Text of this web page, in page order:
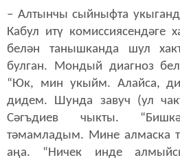
– Алтынчы сыйныфта
Кабул итү комиссиясендәге
белән танышканда шул
булган. Мондый диагноз
“Юк, мин укыйм. Алайса,
дидем. Шунда завуч (ул
Сәгъдиев чыкты.
тәмамладым. Мине алмаска
аңа. “Ничек инде